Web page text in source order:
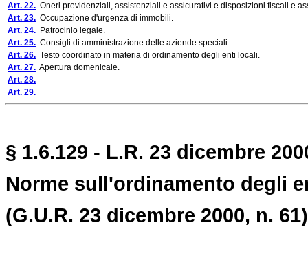
Art. 22. Oneri previdenziali, assistenziali e assicurativi e disposizioni fiscali e
Art. 23. Occupazione d'urgenza di immobili.
Art. 24. Patrocinio legale.
Art. 25. Consigli di amministrazione delle aziende speciali.
Art. 26. Testo coordinato in materia di ordinamento degli enti locali.
Art. 27. Apertura domenicale.
Art. 28.
Art. 29.
§ 1.6.129 - L.R. 23 dicembre
Norme sull'ordinamento degli
(G.U.R. 23 dicembre 2000, n.